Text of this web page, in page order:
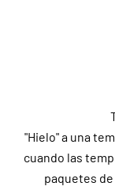
"Hielo" a una
cuando las
paquetes de